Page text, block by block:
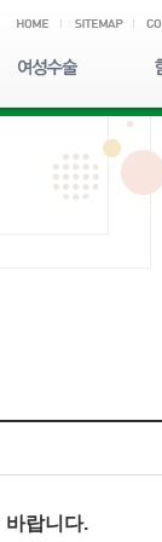
바랍니다.